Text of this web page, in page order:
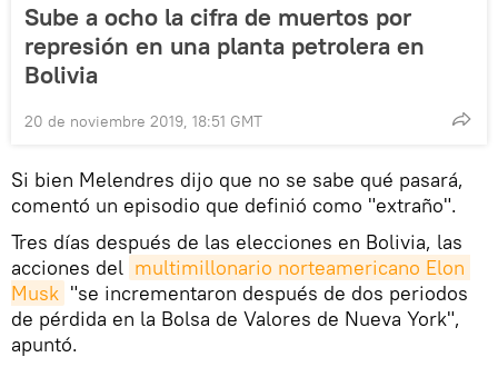
Sube a ocho la cifra de muertos por
represión en una planta petrolera en
Bolivia
20 de noviembre 2019, 18:51 GMT
Si bien Melendres dijo que no se sabe qué pasará,
comentó un episodio que definió como "extraño".
Tres días después de las elecciones en Bolivia, las
acciones del multimillonario norteamericano Elon
Musk "se incrementaron después de dos periodos
de pérdida en la Bolsa de Valores de Nueva York",
apuntó.